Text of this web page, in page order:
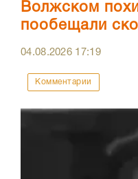
Волжском
пообещали
04.08.2026 17:19
Комментарии